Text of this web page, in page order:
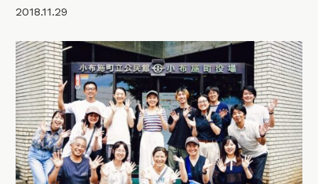
2018.11.29